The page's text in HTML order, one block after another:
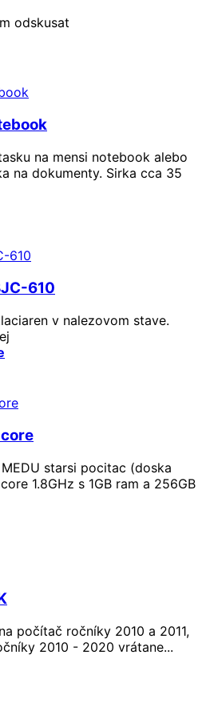
odskusat
na mensi notebook alebo
na dokumenty. Sirka cca 35
610
v nalezovom stave.
starsi pocitac (doska
1.8GHz s 1GB ram a 256GB
počítač ročníky 2010 a 2011,
2010 - 2020 vrátane...